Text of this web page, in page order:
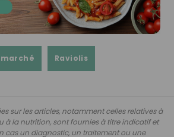
Raviolis
sur les articles, notamment celles relatives à
à la nutrition, sont fournies à titre indicatif et
cas un diagnostic, un traitement ou une